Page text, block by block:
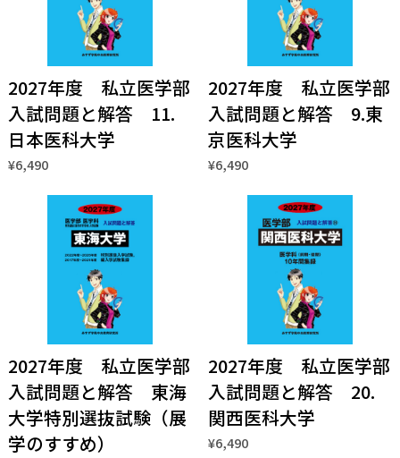
2027年度 私立医学部
入試問題と解答 11.
日本医科大学
¥6,490
2027年度 私立医学部
入試問題と解答 9.東
京医科大学
¥6,490
2027年度 私立医学部
入試問題と解答 東海
大学特別選抜試験（展
学のすすめ）
2027年度 私立医学部
入試問題と解答 20.
関西医科大学
¥6,490